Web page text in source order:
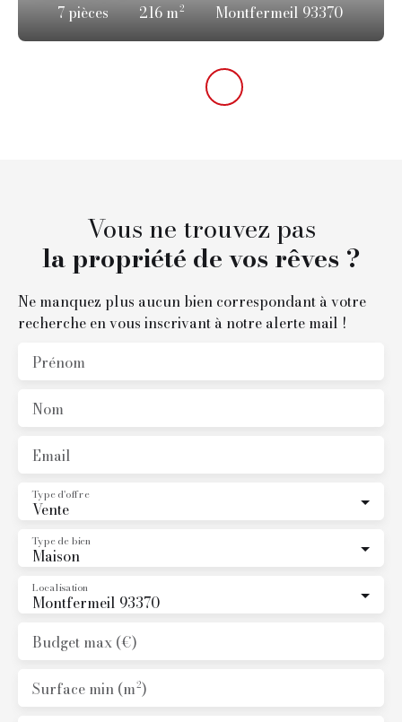
7 pièces 216 m² Montfermeil 93370
Vous ne trouvez pas
la propriété de vos rêves ?
Ne manquez plus aucun bien correspondant à votre
recherche en vous inscrivant à notre alerte mail !
Prénom
Nom
Email
Vente
Type d'offre
Maison
Type de bien
Montfermeil 93370
Localisation
Budget max (€)
Surface min (m²)